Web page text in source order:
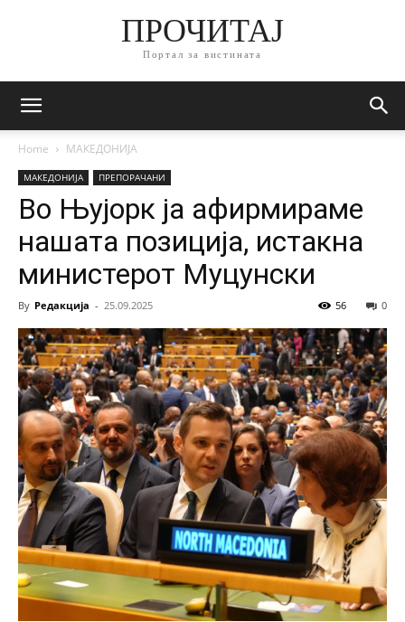
ПРОЧИТАЈ
Портал за вистината
Home МАКЕДОНИЈА
МАКЕДОНИЈА ПРЕПОРАЧАНИ
Во Њујорк ја афирмираме
нашата позиција, истакна
министерот Муцунски
By Редакција - 25.09.2025 0
56